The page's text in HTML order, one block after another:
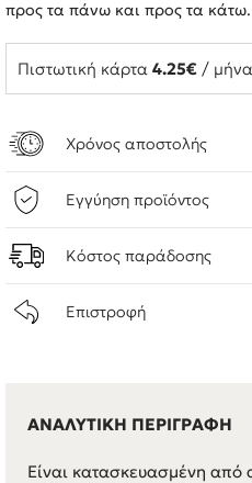
προς τα πάνω και προς τα κάτω.
Πιστωτική κάρτα 4.25€ /
Χρόνος αποστολής
Εγγύηση προϊόντος
Κόστος παράδοσης
Επιστροφή
ΑΝΑΛΥΤΙΚΗ ΠΕΡΙΓΡΑΦΗ
Είναι κατασκευασμένη από